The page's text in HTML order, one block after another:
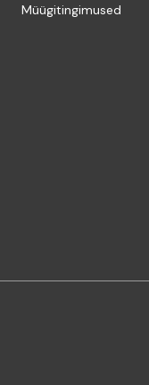
Müügitingimused